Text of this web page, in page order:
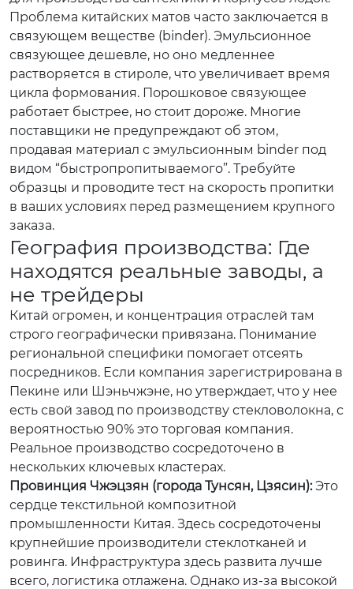
Проблема китайских матов часто заключается в
связующем веществе (binder). Эмульсионное
связующее дешевле, но оно медленнее
растворяется в стироле, что увеличивает время
цикла формования. Порошковое связующее
работает быстрее, но стоит дороже. Многие
поставщики не предупреждают об этом,
продавая материал с эмульсионным binder под
видом “быстропропитываемого”. Требуйте
образцы и проводите тест на скорость пропитки
в ваших условиях перед размещением крупного
заказа.
География производства: Где
находятся реальные заводы, а
не трейдеры
Китай огромен, и концентрация отраслей там
строго географически привязана. Понимание
региональной специфики помогает отсеять
посредников. Если компания зарегистрирована в
Пекине или Шэньчжэне, но утверждает, что у нее
есть свой завод по производству стекловолокна, с
вероятностью 90% это торговая компания.
Реальное производство сосредоточено в
нескольких ключевых кластерах.
Провинция Чжэцзян (города Тунсян, Цзясин):Это
сердце текстильной композитной
промышленности Китая. Здесь сосредоточены
крупнейшие производители стеклотканей и
ровинга. Инфраструктура здесь развита лучше
всего, логистика отлажена. Однако из-за высокой